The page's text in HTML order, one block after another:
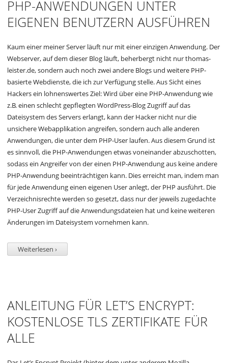
PHP-ANWENDUNGEN UNTER
EIGENEN BENUTZERN AUSFÜHREN
Kaum einer meiner Server läuft nur mit einer einzigen Anwendung. Der
Webserver, auf dem dieser Blog läuft, beherbergt nicht nur thomas-
leister.de, sondern auch noch zwei andere Blogs und weitere PHP-
basierte Webdienste, die ich zur Verfügung stelle. Aus Sicht eines
Hackers ein lohnenswertes Ziel: Wird über eine PHP-Anwendung wie
z.B. einen schlecht gepflegten WordPress-Blog Zugriff auf das
Dateisystem des Servers erlangt, kann der Hacker nicht nur die
unsichere Webapplikation angreifen, sondern auch alle anderen
Anwendungen, die unter dem PHP-User laufen. Aus diesem Grund ist
es sinnvoll, die PHP-Anwendungen etwas voneinander abzuschotten,
sodass ein Angreifer von der einen PHP-Anwendung aus keine andere
PHP-Anwendung beeinträchtigen kann. Dies erreicht man, indem man
für jede Anwendung einen eigenen User anlegt, der PHP ausführt. Die
Verzeichnisrechte werden so gesetzt, dass nur der jeweils zugedachte
PHP-User Zugriff auf die Anwendungsdateien hat und keine weiteren
Änderungen im Dateisystem vornehmen kann.
Weiterlesen ›
ANLEITUNG FÜR LET’S ENCRYPT:
KOSTENLOSE TLS ZERTIFIKATE FÜR
ALLE